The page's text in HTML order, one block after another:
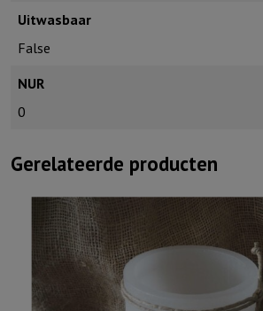
Uitwasbaar
False
NUR
0
Gerelateerde producten